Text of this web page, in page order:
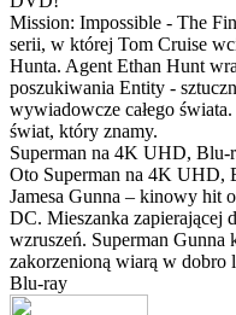
Mission: Impossible - The
serii, w której Tom Cruise
Hunta. Agent Ethan Hunt
poszukiwania Entity -
wywiadowcze całego
świat, który znamy.
Superman na 4K UHD,
Oto Superman na 4K UHD,
Jamesa Gunna – kinowy hit
DC. Mieszanka zapierającej
wzruszeń. Superman Gunna
zakorzenioną wiarą w dobro
Blu-ray